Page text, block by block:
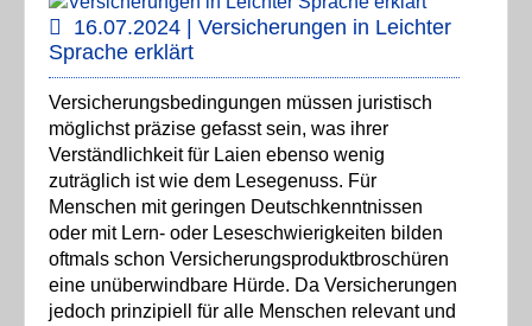
16.07.2024 | Versicherungen in Leichter
Sprache erklärt
Versicherungsbedingungen müssen juristisch
möglichst präzise gefasst sein, was ihrer
Verständlichkeit für Laien ebenso wenig
zuträglich ist wie dem Lesegenuss. Für
Menschen mit geringen Deutschkenntnissen
oder mit Lern- oder Leseschwierigkeiten bilden
oftmals schon Versicherungsproduktbroschüren
eine unüberwindbare Hürde. Da Versicherungen
jedoch prinzipiell für alle Menschen relevant und